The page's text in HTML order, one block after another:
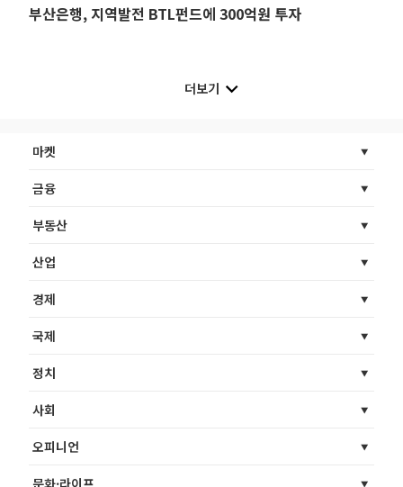
부산은행, 지역발전 BTL펀드에 300억원 투자
더보기
마켓
금융
부동산
산업
경제
국제
정치
사회
오피니언
문화·라이프